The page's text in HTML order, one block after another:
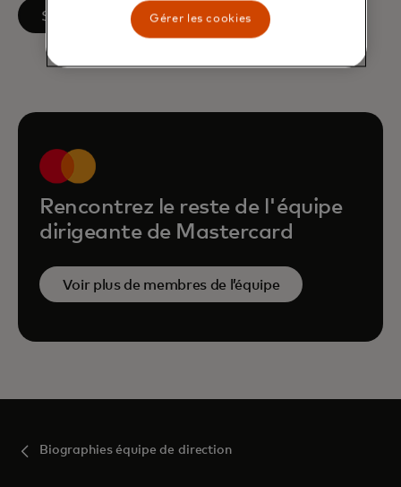
Suivre sur LinkedIn
s’ouvre dans un nouvel onglet
Rencontrez le reste de l'équipe
dirigeante de Mastercard
Voir plus de membres de l’équipe
Biographies équipe de direction
Gérer les cookies